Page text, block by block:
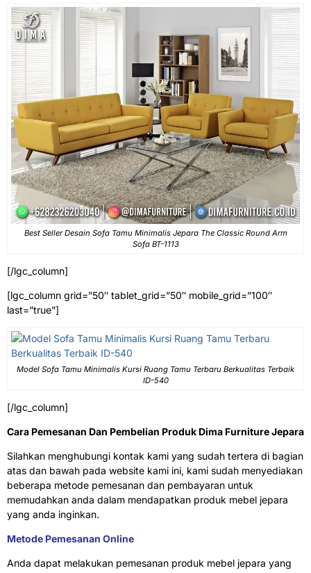
Best Seller Desain Sofa Tamu Minimalis Jepara The Classic Round Arm
Sofa BT-1113
[/lgc_column]
[lgc_column grid=”50″ tablet_grid=”50″ mobile_grid=”100″
last=”true”]
Model Sofa Tamu Minimalis Kursi Ruang Tamu Terbaru Berkualitas Terbaik
ID-540
[/lgc_column]
Cara Pemesanan Dan Pembelian Produk Dima Furniture Jepara
Silahkan menghubungi kontak kami yang sudah tertera di bagian
atas dan bawah pada website kami ini, kami sudah menyediakan
beberapa metode pemesanan dan pembayaran untuk
memudahkan anda dalam mendapatkan produk mebel jepara
yang anda inginkan.
Metode Pemesanan Online
Anda dapat melakukan pemesanan produk mebel jepara yang